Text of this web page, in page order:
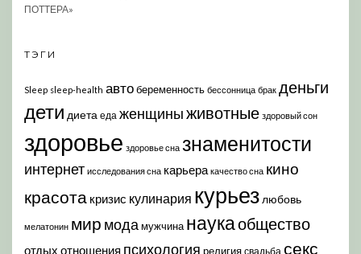
ПОТТЕРА»
ТЭГИ
Sleep sleep-health автобеременность бессонница брак деньги
дети диета еда женщиныживотные здоровый сон
здоровье здоровье сна знаменитости
интернет исследования сна карьера качество сна кино
красота кризис кулинария курьез любовь
мелатонин мир модамужчина наукаобщество
отдых отношения психология религия свадьба секс